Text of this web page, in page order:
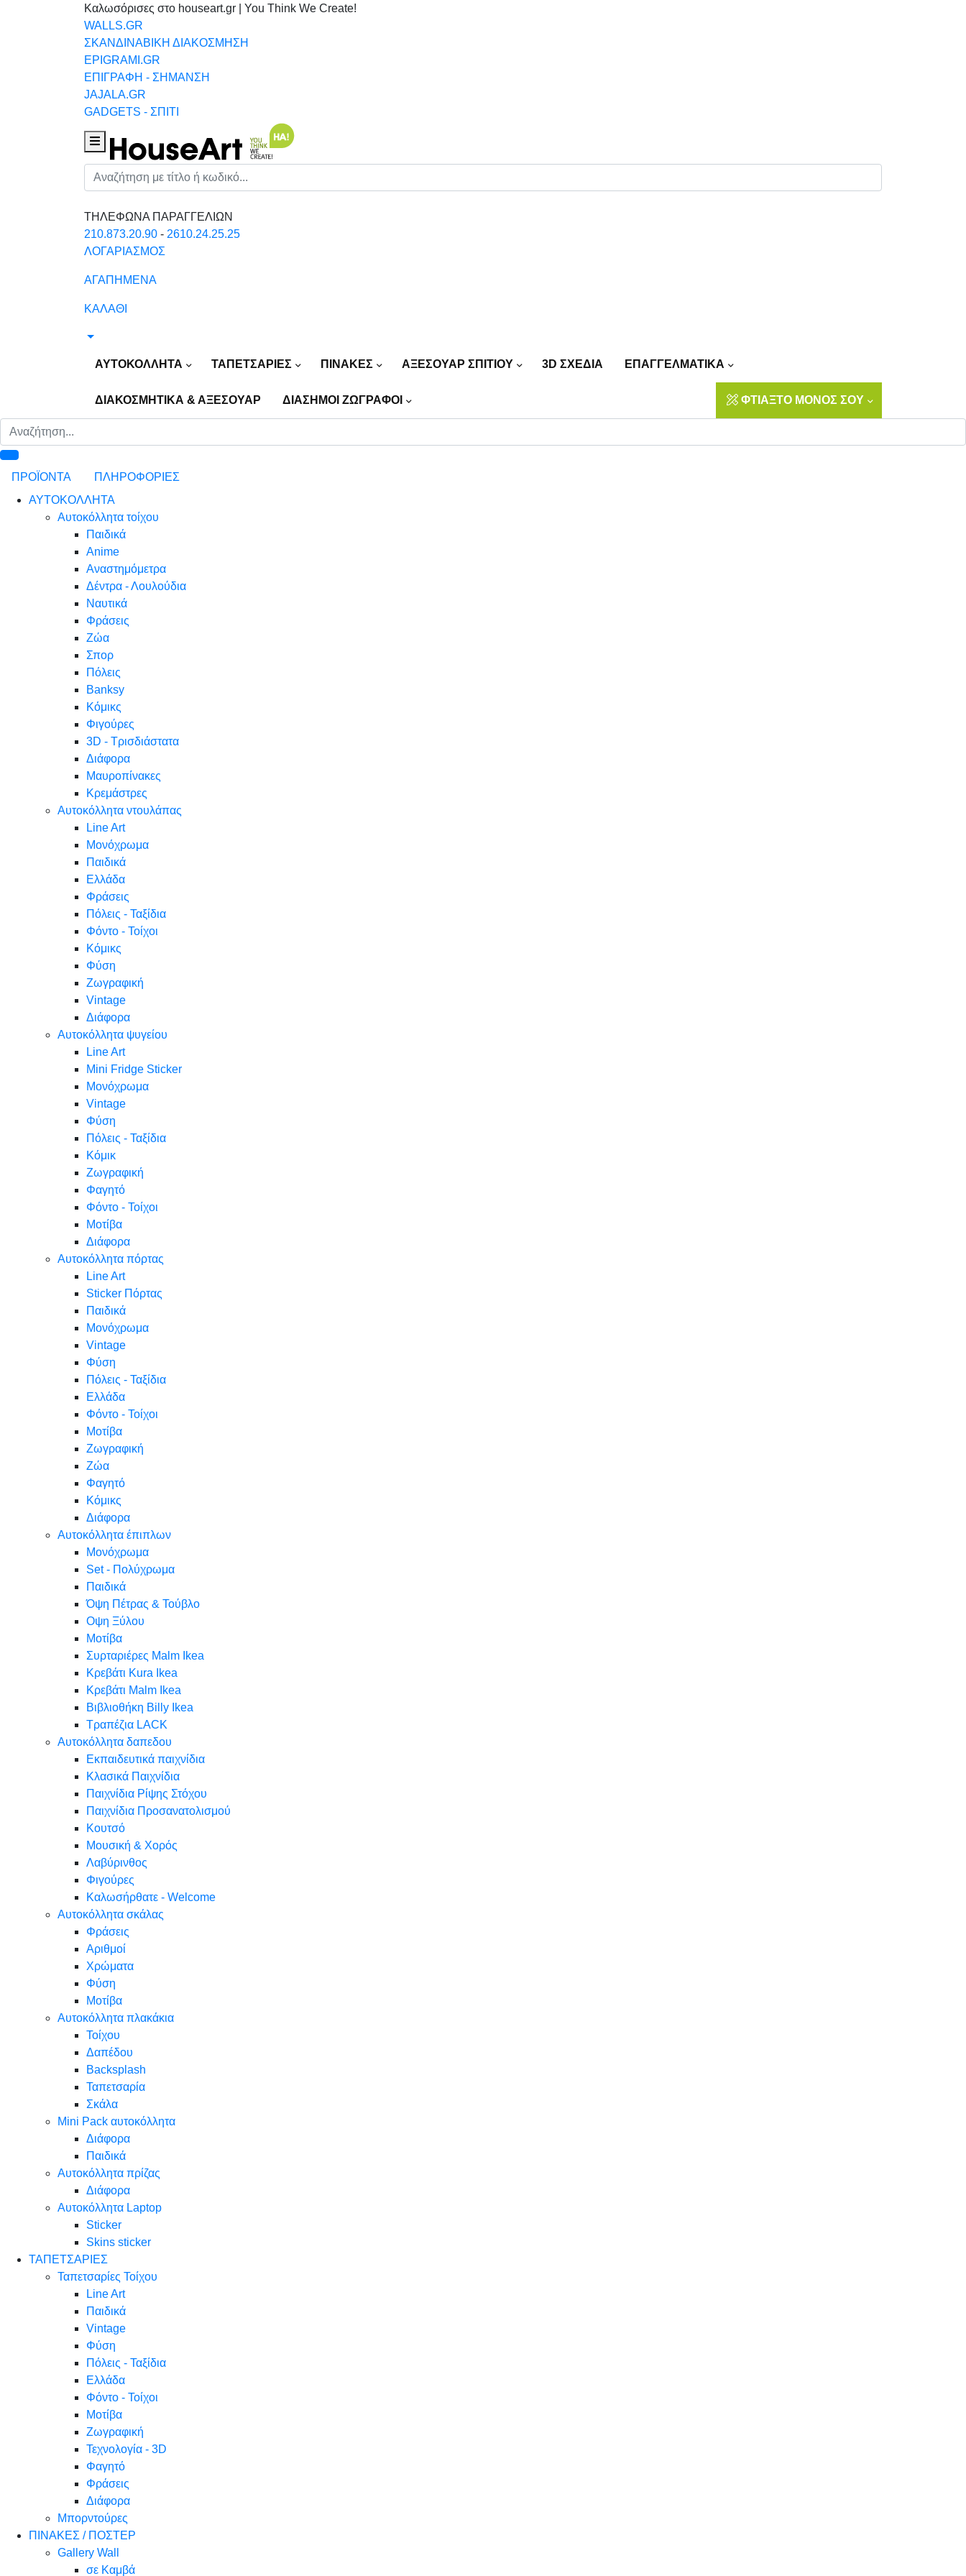
Καλωσόρισες στο houseart.gr | You Think We Create!
WALLS.GR
ΣΚΑΝΔΙΝΑΒΙΚΗ ΔΙΑΚΟΣΜΗΣΗ
EPIGRAMI.GR
ΕΠΙΓΡΑΦΗ - ΣΗΜΑΝΣΗ
JAJALA.GR
GADGETS - ΣΠΙΤΙ
Houseart Menu
Αναζήτηση
ΤΗΛΕΦΩΝΑ ΠΑΡΑΓΓΕΛΙΩΝ
210.873.20.90 - 2610.24.25.25
ΛΟΓΑΡΙΑΣΜΟΣ
ΑΓΑΠΗΜΕΝΑ
ΚΑΛΑΘΙ
ΑΥΤΟΚΟΛΛΗΤΑ ΤΑΠΕΤΣΑΡΙΕΣ ΠΙΝΑΚΕΣ ΑΞΕΣΟΥΑΡ ΣΠΙΤΙΟΥ 3D ΣΧΕΔΙΑ ΕΠΑΓΓΕΛΜΑΤΙΚΑ
ΔΙΑΚΟΣΜΗΤΙΚΑ & ΑΞΕΣΟΥΑΡ ΔΙΑΣΗΜΟΙ ΖΩΓΡΑΦΟΙ ΦΤΙΑΞΤΟ ΜΟΝΟΣ ΣΟΥ
ΠΡΟΪΟΝΤΑ
ΠΛΗΡΟΦΟΡΙΕΣ
ΑΥΤΟΚΟΛΛΗΤΑ
Αυτοκόλλητα τοίχου
Παιδικά
Anime
Αναστημόμετρα
Δέντρα - Λουλούδια
Ναυτικά
Φράσεις
Ζώα
Σπορ
Πόλεις
Banksy
Κόμικς
Φιγούρες
3D - Τρισδιάστατα
Διάφορα
Μαυροπίνακες
Κρεμάστρες
Αυτοκόλλητα ντουλάπας
Line Art
Μονόχρωμα
Παιδικά
Ελλάδα
Φράσεις
Πόλεις - Ταξίδια
Φόντο - Τοίχοι
Κόμικς
Φύση
Ζωγραφική
Vintage
Διάφορα
Αυτοκόλλητα ψυγείου
Line Art
Mini Fridge Sticker
Μονόχρωμα
Vintage
Φύση
Πόλεις - Ταξίδια
Κόμικ
Ζωγραφική
Φαγητό
Φόντο - Τοίχοι
Μοτίβα
Διάφορα
Αυτοκόλλητα πόρτας
Line Art
Sticker Πόρτας
Παιδικά
Μονόχρωμα
Vintage
Φύση
Πόλεις - Ταξίδια
Ελλάδα
Φόντο - Τοίχοι
Μοτίβα
Ζωγραφική
Ζώα
Φαγητό
Κόμικς
Διάφορα
Αυτοκόλλητα έπιπλων
Μονόχρωμα
Set - Πολύχρωμα
Παιδικά
Όψη Πέτρας & Τούβλο
Oψη Ξύλου
Μοτίβα
Συρταριέρες Malm Ikea
Κρεβάτι Kura Ikea
Κρεβάτι Malm Ikea
Βιβλιοθήκη Billy Ikea
Τραπέζια LACK
Αυτοκόλλητα δαπεδου
Εκπαιδευτικά παιχνίδια
Κλασικά Παιχνίδια
Παιχνίδια Ρίψης Στόχου
Παιχνίδια Προσανατολισμού
Κουτσό
Μουσική & Χορός
Λαβύρινθος
Φιγούρες
Καλωσήρθατε - Welcome
Αυτοκόλλητα σκάλας
Φράσεις
Αριθμοί
Χρώματα
Φύση
Μοτίβα
Αυτοκόλλητα πλακάκια
Τοίχου
Δαπέδου
Backsplash
Ταπετσαρία
Σκάλα
Mini Pack αυτοκόλλητα
Διάφορα
Παιδικά
Αυτοκόλλητα πρίζας
Διάφορα
Αυτοκόλλητα Laptop
Sticker
Skins sticker
ΤΑΠΕΤΣΑΡΙΕΣ
Ταπετσαρίες Τοίχου
Line Art
Παιδικά
Vintage
Φύση
Πόλεις - Ταξίδια
Ελλάδα
Φόντο - Τοίχοι
Μοτίβα
Ζωγραφική
Τεχνολογία - 3D
Φαγητό
Φράσεις
Διάφορα
Μπορντούρες
ΠΙΝΑΚΕΣ / ΠΟΣΤΕΡ
Gallery Wall
σε Καμβά